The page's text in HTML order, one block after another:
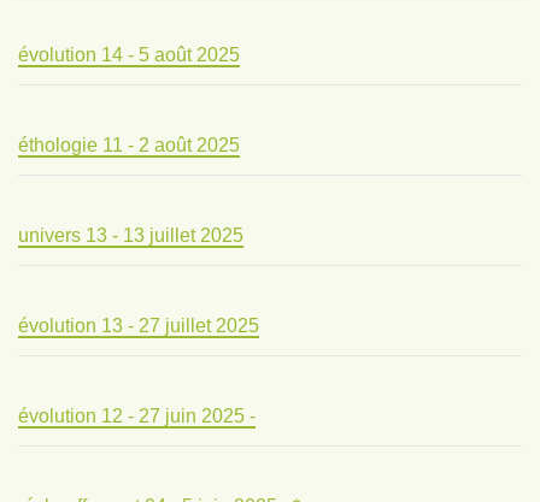
évolution 14 - 5 août 2025
éthologie 11 - 2 août 2025
univers 13 - 13 juillet 2025
évolution 13 - 27 juillet 2025
évolution 12 - 27 juin 2025 -